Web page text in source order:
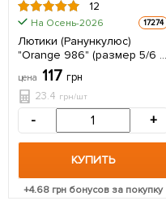
12
На Осень-2026 17274
Лютики (Ранункулюс)
"Orange 986" (размер 5/6 ,
крупный) 5шт в упаковке
цена 117 грн
23.4 грн/шт
- +
КУПИТЬ
+4.68 грн бонусов за покупку